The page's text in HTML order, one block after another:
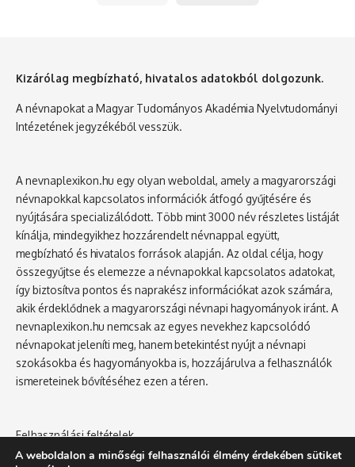
Kizárólag megbízható, hivatalos adatokból dolgozunk.
A névnapokat a Magyar Tudományos Akadémia Nyelvtudományi
Intézetének jegyzékéből vesszük.
A nevnaplexikon.hu egy olyan weboldal, amely a magyarországi
névnapokkal kapcsolatos információk átfogó gyűjtésére és
nyújtására specializálódott. Több mint 3000 név részletes listáját
kínálja, mindegyikhez hozzárendelt névnappal együtt,
megbízható és hivatalos források alapján. Az oldal célja, hogy
összegyűjtse és elemezze a névnapokkal kapcsolatos adatokat,
így biztosítva pontos és naprakész információkat azok számára,
akik érdeklődnek a magyarországi névnapi hagyományok iránt. A
nevnaplexikon.hu nemcsak az egyes nevekhez kapcsolódó
névnapokat jeleníti meg, hanem betekintést nyújt a névnapi
szokásokba és hagyományokba is, hozzájárulva a felhasználók
ismereteinek bővítéséhez ezen a téren.
Felhasználási feltételek
Adatvédelmi tájékoztató
A weboldalon a minőségi felhasználói élmény érdekében sütiket